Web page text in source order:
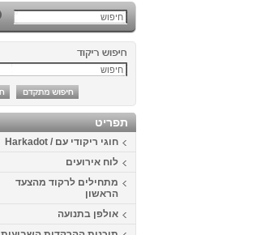
תפריט
חוגי ריקודי עם / Harkadot
לוח אירועים
מתחילים לרקוד מהצעד
הראשון
אולפן בתנועה